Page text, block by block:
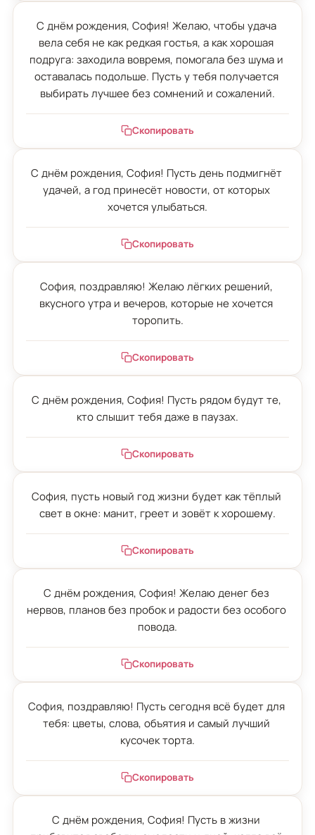
С днём рождения, София! Желаю, чтобы удача
вела себя не как редкая гостья, а как хорошая
подруга: заходила вовремя, помогала без шума и
оставалась подольше. Пусть у тебя получается
выбирать лучшее без сомнений и сожалений.
Скопировать
С днём рождения, София! Пусть день подмигнёт
удачей, а год принесёт новости, от которых
хочется улыбаться.
Скопировать
София, поздравляю! Желаю лёгких решений,
вкусного утра и вечеров, которые не хочется
торопить.
Скопировать
С днём рождения, София! Пусть рядом будут те,
кто слышит тебя даже в паузах.
Скопировать
София, пусть новый год жизни будет как тёплый
свет в окне: манит, греет и зовёт к хорошему.
Скопировать
С днём рождения, София! Желаю денег без
нервов, планов без пробок и радости без особого
повода.
Скопировать
София, поздравляю! Пусть сегодня всё будет для
тебя: цветы, слова, объятия и самый лучший
кусочек торта.
Скопировать
С днём рождения, София! Пусть в жизни